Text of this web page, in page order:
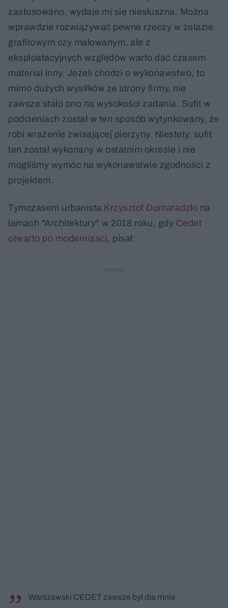
zastosowano, wydaje mi się niesłuszna. Można
wprawdzie rozwiązywać pewne rzeczy w żelazie
grafitowym czy malowanym, ale z
eksploatacyjnych względów warto dać czasem
materiał inny. Jeżeli chodzi o wykonawstwo, to
mimo dużych wysiłków ze strony firmy, nie
zawsze stało ono na wysokości zadania. Sufit w
podcieniach został w ten sposób wytynkowany, że
robi wrażenie zwisającej pierzyny. Niestety, sufit
ten został wykonany w ostatnim okresie i nie
mogliśmy wymóc na wykonawstwie zgodności z
projektem.
Tymczasem urbanista Krzysztof Domaradzki na
łamach "Architektury" w 2018 roku, gdy Cedet
otwarto po modernizacj, pisał:
Warszawski CEDET zawsze był dla mnie